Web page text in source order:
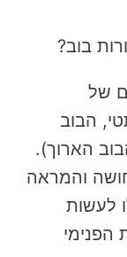
בוב?
של
הבוב
הארוך).
והמראה
לעשות
הפנימי